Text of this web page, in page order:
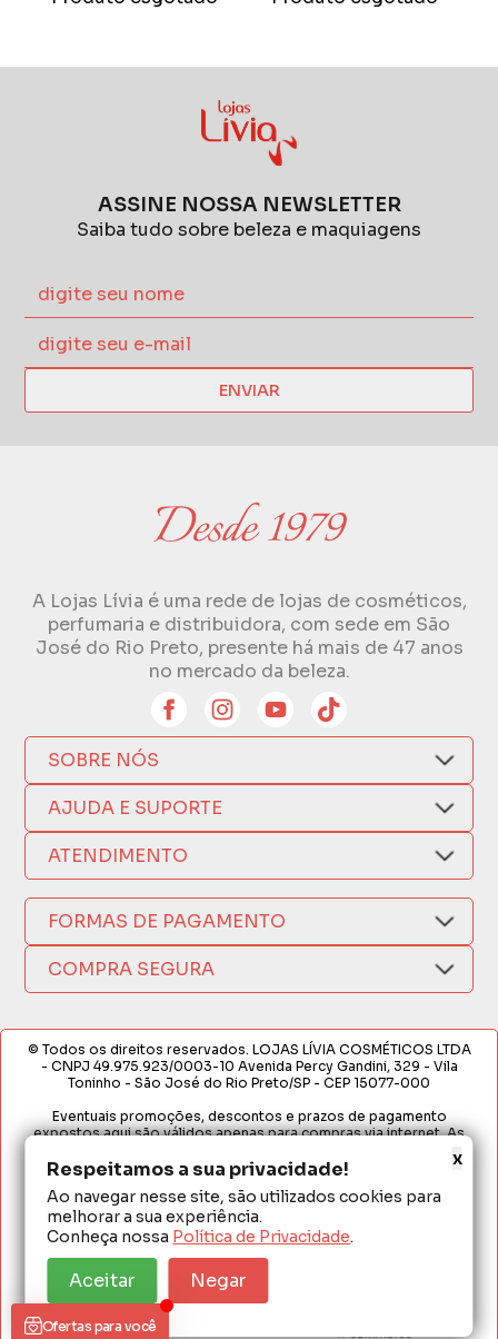
Respeitamos a sua privacidade!
Ao navegar nesse site, são utilizados cookies para
melhorar a sua experiência.
Conheça nossa Política de Privacidade.
Aceitar Negar
x
ASSINE NOSSA NEWSLETTER
Saiba tudo sobre beleza e maquiagens
ENVIAR
A Lojas Lívia é uma rede de lojas de cosméticos,
perfumaria e distribuidora, com sede em São
José do Rio Preto, presente há mais de 47 anos
no mercado da beleza.
SOBRE NÓS
Quem Somos
Compra Segura
Como Comprar
Nossas Lojas
Política de Privacidade
AJUDA E SUPORTE
Nosso Aplicativo
Trocas e Devoluções
Formas de Pagamento
Fretes e Entregas
Fabricantes
Termos de Compra e Venda
ATENDIMENTO
(17) 3209-9595
sacweb@lojaslivia.com.br
FORMAS DE PAGAMENTO
COMPRA SEGURA
© Todos os direitos reservados. LOJAS LÍVIA COSMÉTICOS LTDA
- CNPJ 49.975.923/0003-10 Avenida Percy Gandini, 329 - Vila
Toninho - São José do Rio Preto/SP - CEP 15077-000
Eventuais promoções, descontos e prazos de pagamento
expostos aqui são válidos apenas para compras via internet. As
Loja. É proibida a utilização total ou parcial sem nossa autorização.
Em caso de divergência de preços no site, o valor válido é o do
Carrinho de Compras. Preços e condições de pagamento
exclusivos para compras via internet. Ofertas válidas até o
término de nossos estoques para internet. Vendas sujeitas à
análise e confirmação de dados.